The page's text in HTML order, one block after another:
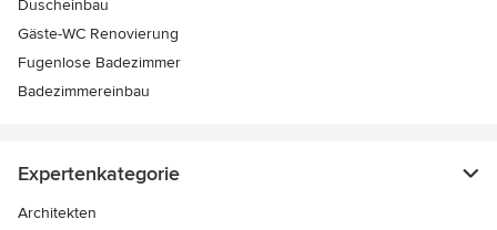
Duscheinbau
Gäste-WC Renovierung
Fugenlose Badezimmer
Badezimmereinbau
Expertenkategorie
Architekten